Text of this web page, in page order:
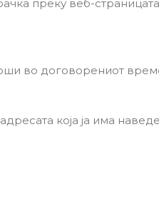
преку веб-
во договорениот
која ја има